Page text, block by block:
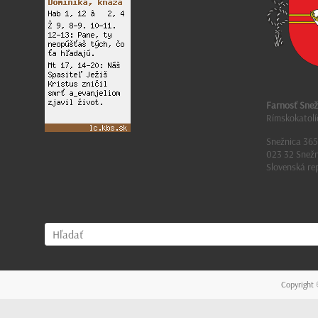
Farnosť
Snežnica 365
023 32
Slovenská
Copyright